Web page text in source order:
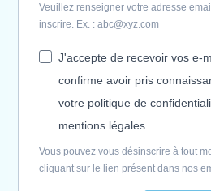
Veuillez renseigner votre adresse
inscrire. Ex. : abc@xyz.com
J'accepte de recevoir vos e-
confirme avoir pris
votre politique de
mentions légales.
Vous pouvez vous désinscrire à tout
cliquant sur le lien présent dans nos